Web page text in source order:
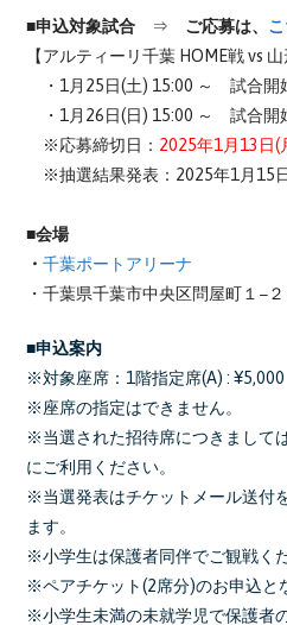
■申込対象試合 ⇒ ご応募は、
【アルティーリ千葉 HOME戦 vs
・1月25日(土) 15:00 ～ 試合開
・1月26日(日) 15:00 ～ 試合開
※応募締切日： 2025年1月13日(
※抽選結果発表：2025年1月15
■会場
・千葉ポートアリーナ
・千葉県千葉市中央区問屋町１−２
■申込案内
※対象座席：1階指定席(A) : ¥5,000
※座席の指定はできません。
※当選された招待席につきまして
にご利用ください。
※当選発表はチケットメール送付
ます。
※小学生は保護者同伴でご観戦く
※ペアチケット(2席分)のお申込と
※小学生未満の未就学児で保護者